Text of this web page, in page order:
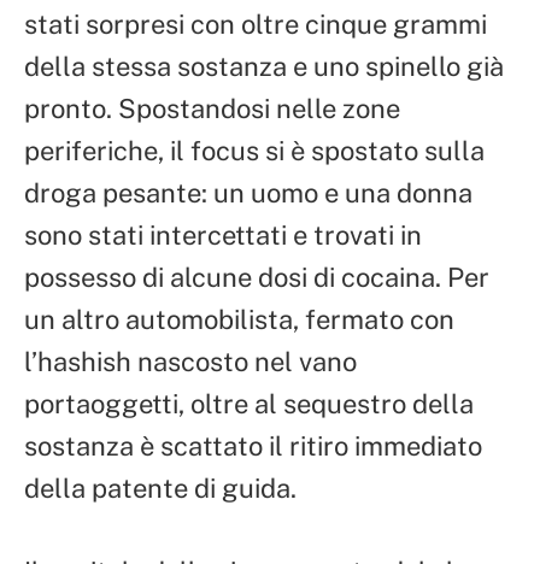
stati sorpresi con oltre cinque grammi
della stessa sostanza e uno spinello già
pronto. Spostandosi nelle zone
periferiche, il focus si è spostato sulla
droga pesante: un uomo e una donna
sono stati intercettati e trovati in
possesso di alcune dosi di cocaina. Per
un altro automobilista, fermato con
l’hashish nascosto nel vano
portaoggetti, oltre al sequestro della
sostanza è scattato il ritiro immediato
della patente di guida.